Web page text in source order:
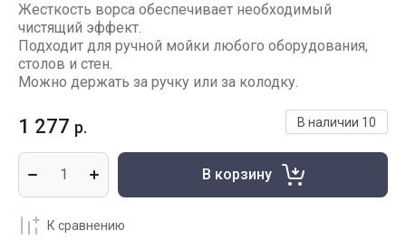
Жесткость ворса обеспечивает необходимый
чистящий эффект.
Подходит для ручной мойки любого оборудования,
столов и стен.
Можно держать за ручку или за колодку.
В наличии 10
1 277 р.
В корзину
К сравнению